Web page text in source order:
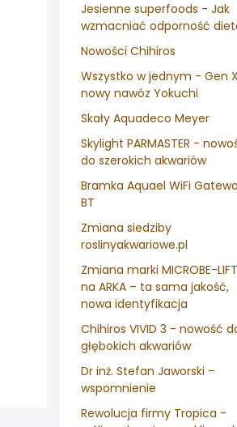
Jesienne superfoods - Jak
wzmacniać odporność
Nowości Chihiros
Wszystko w jednym - Gen X
nowy nawóz Yokuchi
Skały Aquadeco Meyer
Skylight PARMASTER -
do szerokich akwariów
Bramka Aquael WiFi
BT
Zmiana siedziby
roslinyakwariowe.pl
Zmiana marki MICROBE-LIFT
na ARKA – ta sama jakość,
nowa identyfikacja
Chihiros VIVID 3 - nowość
głębokich akwariów
Dr inż. Stefan Jaworski –
wspomnienie
Rewolucja firmy Tropica -